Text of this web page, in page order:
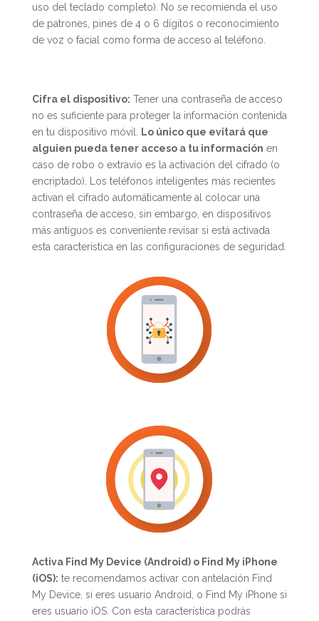
uso del teclado completo). No se recomienda el uso
de patrones, pines de 4 o 6 dígitos o reconocimiento
de voz o facial como forma de acceso al teléfono.
Cifra el dispositivo: Tener una contraseña de acceso
no es suficiente para proteger la información contenida
en tu dispositivo móvil.
Lo único que evitará que
alguien pueda tener acceso a tu información en
caso de robo o extravío es la activación del cifrado (o
encriptado). Los teléfonos inteligentes más recientes
activan el cifrado automáticamente al colocar una
contraseña de acceso, sin embargo, en dispositivos
más antiguos es conveniente revisar si está activada
esta característica en las configuraciones de seguridad.
Activa Find My Device (Android) o Find My iPhone
(iOS): te recomendamos activar con antelación Find
My Device, si eres usuario Android, o Find My iPhone si
eres usuario iOS. Con esta característica podrás